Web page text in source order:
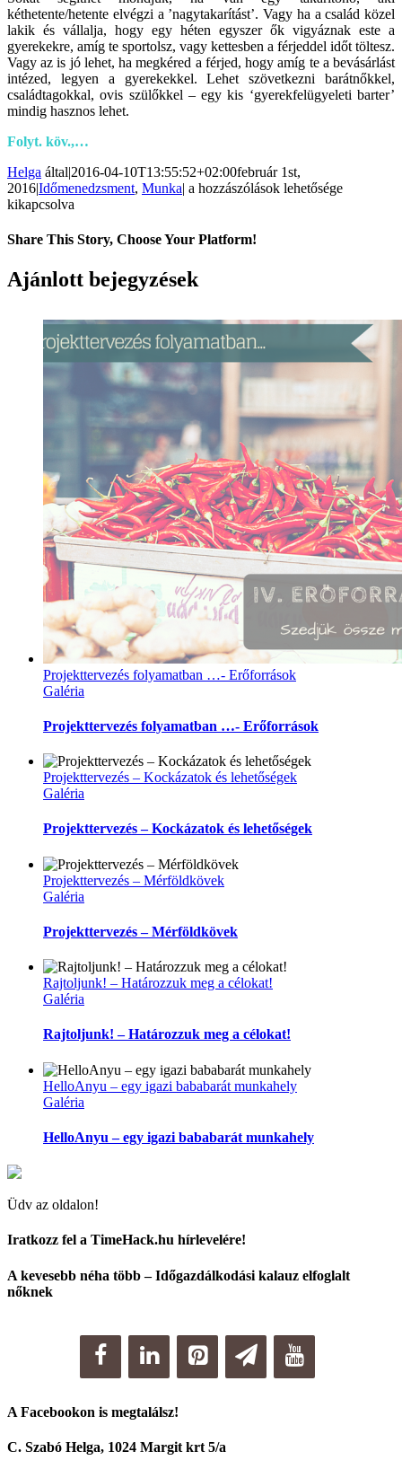
kéthetente/hetente elvégzi a ’nagytakarítást’. Vagy ha a család közel
lakik és vállalja, hogy egy héten egyszer ők vigyáznak este a
gyerekekre, amíg te sportolsz, vagy kettesben a férjeddel időt töltesz.
Vagy az is jó lehet, ha megkéred a férjed, hogy amíg te a bevásárlást
intézed, legyen a gyerekekkel. Lehet szövetkezni barátnőkkel,
családtagokkal, ovis szülőkkel – egy kis ‘gyerekfelügyeleti barter’
mindig hasznos lehet.
Folyt. köv.,…
Helga által|2016-04-10T13:55:52+02:00február 1st,
2016|Időmenedzsment, Munka| 5
dolgozó
I.
rész
a hozzászólások lehetősége
kikapcsolva
Share This Story, Choose Your Platform!
Facebook
Twitter
LinkedIn
Reddit
WhatsApp
Tumblr
Pinterest
Vk
Email:
Ajánlott bejegyzések
Projekttervezés folyamatban …- Erőforrások
Galéria
Projekttervezés folyamatban …- Erőforrások
Projekttervezés – Kockázatok és lehetőségek
Galéria
Projekttervezés – Kockázatok és lehetőségek
Projekttervezés – Mérföldkövek
Galéria
Projekttervezés – Mérföldkövek
Rajtoljunk! – Határozzuk meg a célokat!
Galéria
Rajtoljunk! – Határozzuk meg a célokat!
HelloAnyu – egy igazi bababarát munkahely
Galéria
HelloAnyu – egy igazi bababarát munkahely
Üdv az oldalon!
Iratkozz fel a TimeHack.hu hírlevelére!
A kevesebb néha több – Időgazdálkodási kalauz elfoglalt
nőknek
A Facebookon is megtalálsz!
C. Szabó Helga, 1024 Margit krt 5/a